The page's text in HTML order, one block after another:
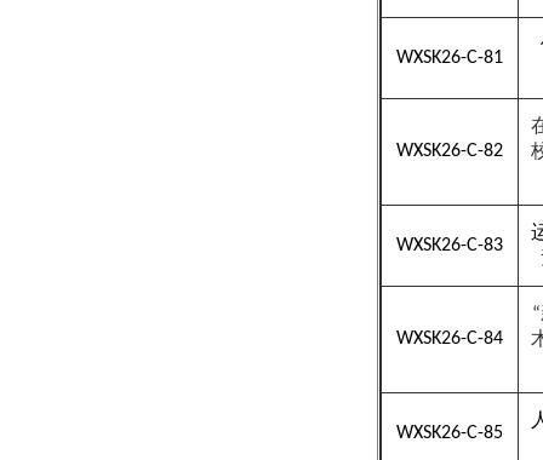
WXSK26-C-81
WXSK26-C-82
WXSK26-C-83
WXSK26-C-84
“
WXSK26-C-85